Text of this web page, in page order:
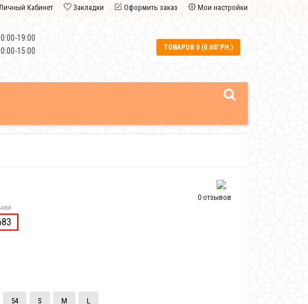
Кабинет Закладки Оформить заказ Мои настройки
19:00
15:00
ТОВАРОВ 0 (0.00ГРН.)
0 отзывов
54 S M L